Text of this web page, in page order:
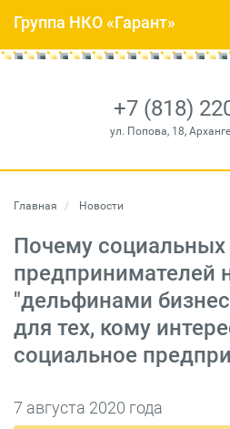
+7 (818)
ул. Попова, 18,
Группа НКО «Гарант»
Главная Новости
Почему социальных
предпринимателей
"дельфинами
для тех, кому
социальное
7 августа 2020 года